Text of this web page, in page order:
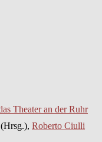
(Hrsg.), Roberto Ciulli